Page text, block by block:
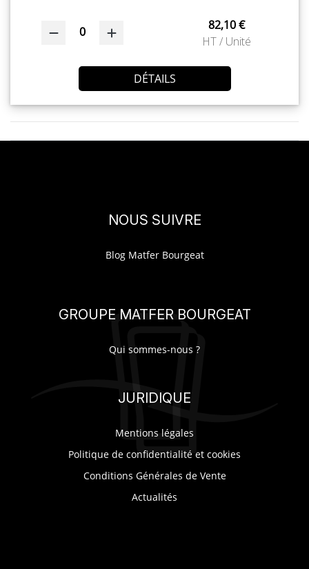
0
82,10 €
HT / Unité
DÉTAILS
NOUS SUIVRE
Blog Matfer Bourgeat
GROUPE MATFER BOURGEAT
Qui sommes-nous ?
JURIDIQUE
Mentions légales
Politique de confidentialité et cookies
Conditions Générales de Vente
Actualités